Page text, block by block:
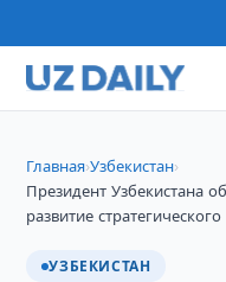
Главная›Узбекистан›
Президент Узбекистана
развитие
УЗБЕКИСТАН